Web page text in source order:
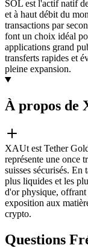
SOL est l'actif natif
et à haut débit du
transactions par
font un choix idéal
applications grand
transferts rapides et
pleine expansion.
À propos de
XAUt est Tether
représente une once
suisses sécurisés.
plus liquides et les
d'or physique,
exposition aux
crypto.
Questions